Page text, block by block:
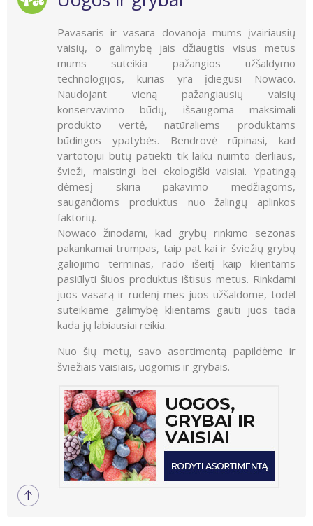
Pavasaris ir vasara dovanoja mums įvairiausių
vaisių, o galimybę jais džiaugtis visus metus
mums suteikia pažangios užšaldymo
technologijos, kurias yra įdiegusi Nowaco.
Naudojant vieną pažangiausių vaisių
konservavimo būdų, išsaugoma maksimali
produkto vertė, natūraliems produktams
būdingos ypatybės. Bendrovė rūpinasi, kad
vartotojui būtų patiekti tik laiku nuimto derliaus,
švieži, maistingi bei ekologiški vaisiai. Ypatingą
dėmesį skiria pakavimo medžiagoms,
saugančioms produktus nuo žalingų aplinkos
faktorių.
Nowaco žinodami, kad grybų rinkimo sezonas
pakankamai trumpas, taip pat kai ir šviežių grybų
galiojimo terminas, rado išeitį kaip klientams
pasiūlyti šiuos produktus ištisus metus. Rinkdami
juos vasarą ir rudenį mes juos užšaldome, todėl
suteikiame galimybę klientams gauti juos tada
kada jų labiausiai reikia.
Nuo šių metų, savo asortimentą papildėme ir
šviežiais vaisiais, uogomis ir grybais.